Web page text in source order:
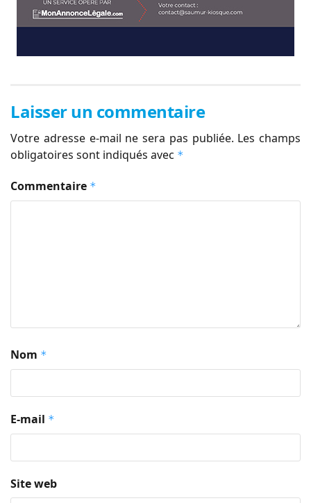
Laisser un commentaire
Votre adresse e-mail ne sera pas publiée. Les champs
obligatoires sont indiqués avec *
Commentaire *
Nom *
E-mail *
Site web